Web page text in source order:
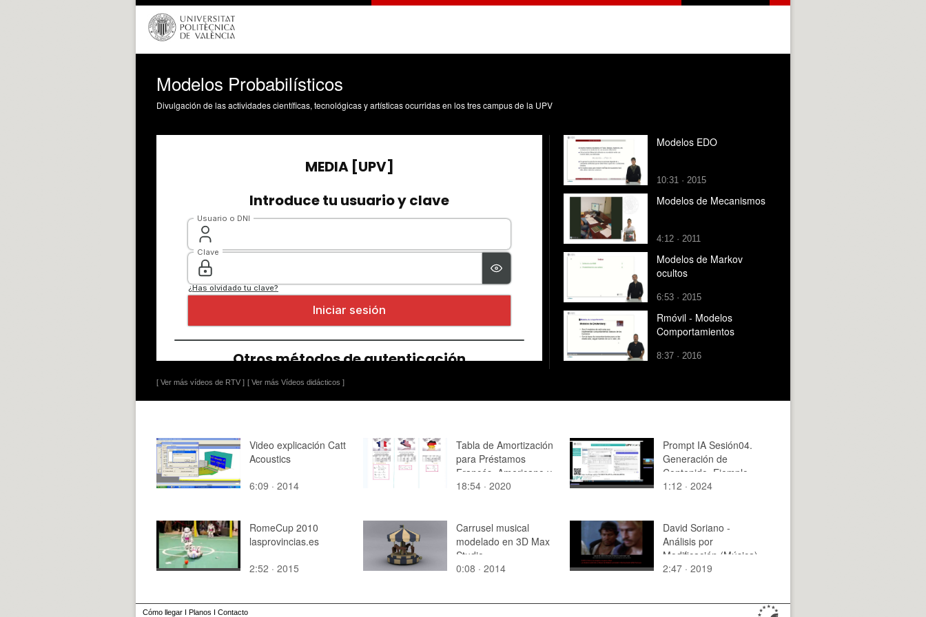
Modelos Probabilísticos
Divulgación de las actividades científicas, tecnológicas y artísticas ocurridas en los tres campus de la UPV
[ Ver más vídeos de RTV ] [ Ver más Vídeos didácticos ]
Modelos EDO
10:31 · 2015
Modelos de Mecanismos
4:12 · 2011
Modelos de Markov
ocultos
6:53 · 2015
Rmóvil - Modelos
Comportamientos
8:37 · 2016
Video explicación Catt
Acoustics
6:09 · 2014
Tabla de Amortización
para Préstamos
Francés, Americano y
Alemán
18:54 · 2020
Prompt IA Sesión04.
Generación de
Contenido. Ejemplo
preparación ejercicios
1:12 · 2024
RomeCup 2010
lasprovincias.es
2:52 · 2015
Carrusel musical
modelado en 3D Max
Studio
0:08 · 2014
David Soriano -
Análisis por
Modificación (Música)
Amores Perros
2:47 · 2019
Cómo llegar I Planos I Contacto